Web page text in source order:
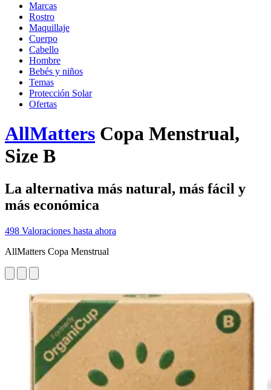
Marcas
Rostro
Maquillaje
Cuerpo
Cabello
Hombre
Bebés y niños
Temas
Protección Solar
Ofertas
AllMatters Copa Menstrual,
Size B
La alternativa más natural, más fácil y
más económica
498 Valoraciones hasta ahora
AllMatters Copa Menstrual